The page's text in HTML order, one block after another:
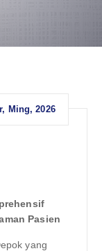
Ming, 2026
Pasien
yang